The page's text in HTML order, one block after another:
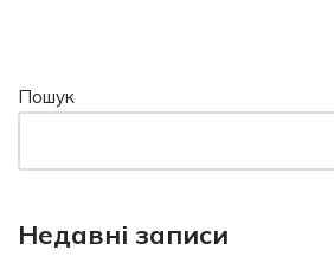
Пошук
Недавні записи